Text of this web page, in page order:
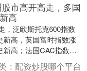
市高开高走，多国
高
，泛欧斯托克600指数
新高，英国富时指数涨
新高；法国CAC指数涨
指数涨0.83%，....
： 配资炒股哪个平台